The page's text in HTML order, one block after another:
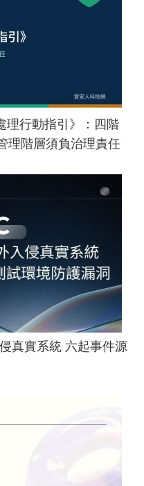
理行動指引》：四階
理階層須負治理責任
真實系統 六起事件源